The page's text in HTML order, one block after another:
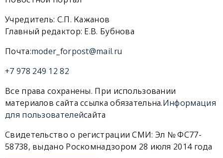
Учредитель: С.П. Кажанов
Главный редактор: Е.В. Бубнова
Почта:moder_forpost@mail.ru
+7 978 249 12 82
Все права сохранены. При использовании
материалов сайта ссылка обязательна.Информация
для пользователейсайта
Свидетельство о регистрации СМИ: Эл № ФС77-
58738, выдано Роскомнадзором 28 июля 2014 года